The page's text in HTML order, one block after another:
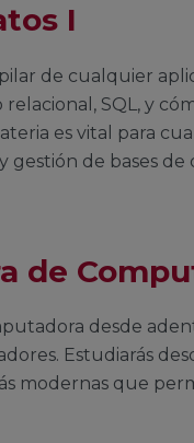
I
de cualquier
SQL, y
es vital para
gestión de bases de
de
desde
Estudiarás
modernas que